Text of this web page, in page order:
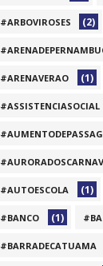
#ARBOVIROSES (2)
#ARENAVERAO (1)
#ASSISTENCIASOCIAL
#AUTOESCOLA (1)
#BANCO (1)
#BARRADECATUAMA